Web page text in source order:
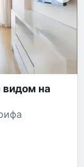
видом на